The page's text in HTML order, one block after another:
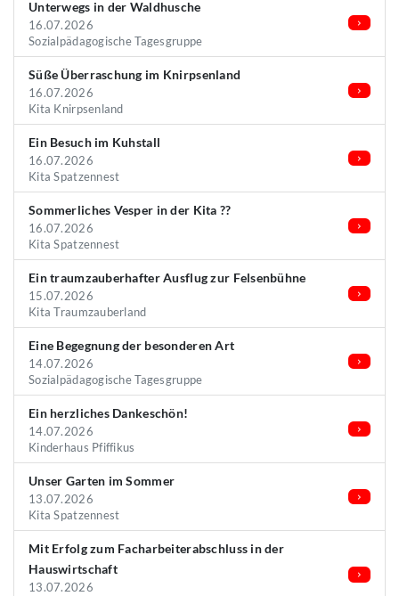
Unterwegs in der Waldhusche
16.07.2026
Sozialpädagogische Tagesgruppe
Süße Überraschung im Knirpsenland
16.07.2026
Kita Knirpsenland
Ein Besuch im Kuhstall
16.07.2026
Kita Spatzennest
Sommerliches Vesper in der Kita ??
16.07.2026
Kita Spatzennest
Ein traumzauberhafter Ausflug zur Felsenbühne
15.07.2026
Kita Traumzauberland
Eine Begegnung der besonderen Art
14.07.2026
Sozialpädagogische Tagesgruppe
Ein herzliches Dankeschön!
14.07.2026
Kinderhaus Pfiffikus
Unser Garten im Sommer
13.07.2026
Kita Spatzennest
Mit Erfolg zum Facharbeiterabschluss in der
Hauswirtschaft
13.07.2026